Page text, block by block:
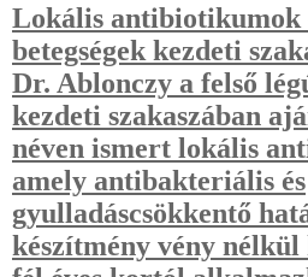
Lokális antibiotikumok
betegségek kezdeti
Dr. Ablonczy a felső
kezdeti szakaszában
néven ismert lokális
amely antibakteriális és
gyulladáscsökkentő
készítmény vény nélkül